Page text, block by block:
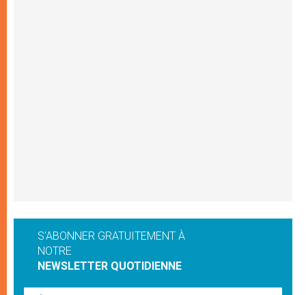
S'ABONNER GRATUITEMENT À
NOTRE
NEWSLETTER QUOTIDIENNE